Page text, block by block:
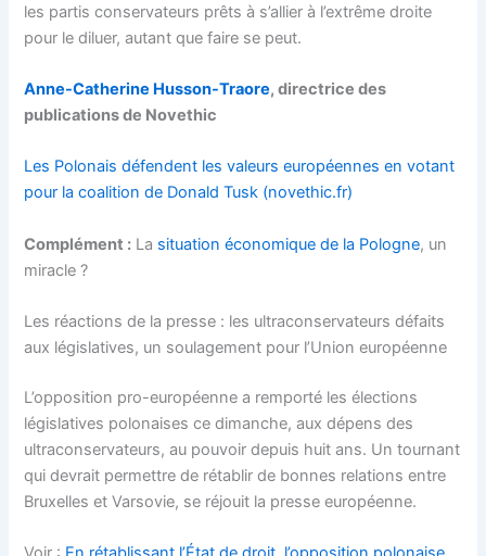
les partis conservateurs prêts à s’allier à l’extrême droite
pour le diluer, autant que faire se peut.
Anne-Catherine Husson-Traore, directrice des
publications de Novethic
Les Polonais défendent les valeurs européennes en votant
pour la coalition de Donald Tusk (novethic.fr)
Complément : La situation économique de la Pologne, un
miracle ?
Les réactions de la presse : les ultraconservateurs défaits
aux législatives, un soulagement pour l’Union européenne
L’opposition pro-européenne a remporté les élections
législatives polonaises ce dimanche, aux dépens des
ultraconservateurs, au pouvoir depuis huit ans. Un tournant
qui devrait permettre de rétablir de bonnes relations entre
Bruxelles et Varsovie, se réjouit la presse européenne.